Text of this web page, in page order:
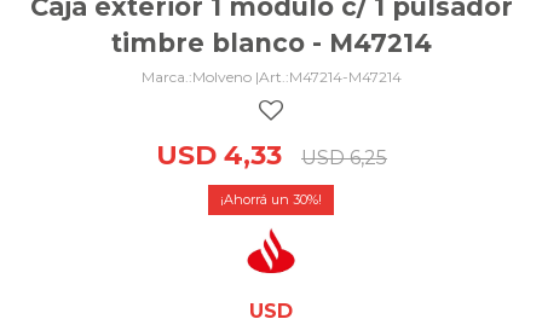
Caja exterior 1 módulo c/ 1 pulsador
timbre blanco - M47214
Molveno | M47214-M47214
USD 4,33 USD 6,25
30
USD